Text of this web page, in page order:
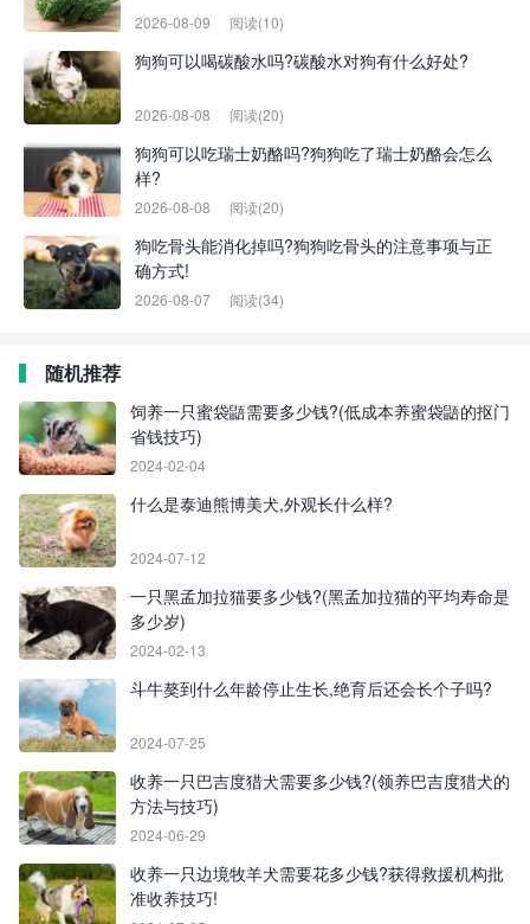
2026-08-09 阅读(10)
狗狗可以喝碳酸水吗?碳酸水对狗有什么好处?
2026-08-08 阅读(20)
狗狗可以吃瑞士奶酪吗?狗狗吃了瑞士奶酪会怎么
样?
2026-08-08 阅读(20)
狗吃骨头能消化掉吗?狗狗吃骨头的注意事项与正
确方式!
2026-08-07 阅读(34)
随机推荐
饲养一只蜜袋鼯需要多少钱?(低成本养蜜袋鼯的抠门
省钱技巧)
2024-02-04
什么是泰迪熊博美犬,外观长什么样?
2024-07-12
一只黑孟加拉猫要多少钱?(黑孟加拉猫的平均寿命是
多少岁)
2024-02-13
斗牛獒到什么年龄停止生长,绝育后还会长个子吗?
2024-07-25
收养一只巴吉度猎犬需要多少钱?(领养巴吉度猎犬的
方法与技巧)
2024-06-29
收养一只边境牧羊犬需要花多少钱?获得救援机构批
准收养技巧!